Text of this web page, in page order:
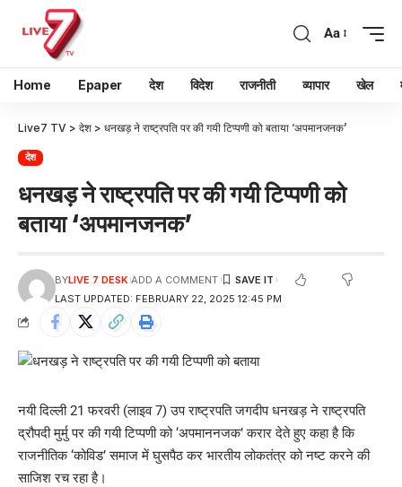
Aa
Home Epaper देश विदेश राजनीती व्यापार खेल
Live7 TV > देश > धनखड़ ने राष्ट्रपति पर की गयी टिप्पणी को बताया ‘अपमानजनक’
देश
धनखड़ ने राष्ट्रपति पर की गयी टिप्पणी को
बताया ‘अपमानजनक’
LAST UPDATED: FEBRUARY 22, 2025 12:45 PM
BYLIVE 7 DESK ADD A COMMENT
नयी दिल्ली 21 फरवरी (लाइव 7) उप राष्ट्रपति जगदीप धनखड़ ने राष्ट्रपति
द्रौपदी मुर्मु पर की गयी टिप्पणी को ‘अपमाननजक’ करार देते हुए कहा है कि
राजनीतिक ‘कोविड’ समाज में घुसपैठ कर भारतीय लोकतंत्र को नष्ट करने की
साजिश रच रहा है।